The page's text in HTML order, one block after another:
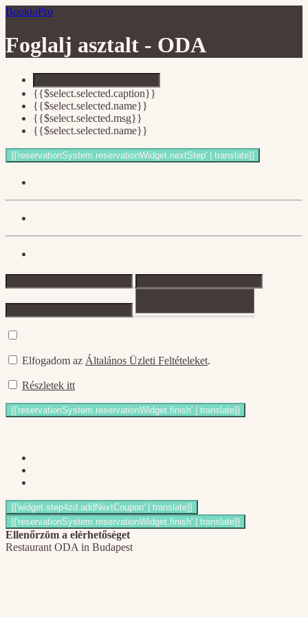
BookioPro
Foglalj asztalt - ODA
{{$select.selected.caption}}
{{$select.selected.name}}
{{$select.selected.msg}}
{{$select.selected.name}}
Elfogadom az Általános Üzleti Feltételeket.
Részletek itt
Ellenőrzöm a elérhetőséget
Restaurant ODA in Budapest